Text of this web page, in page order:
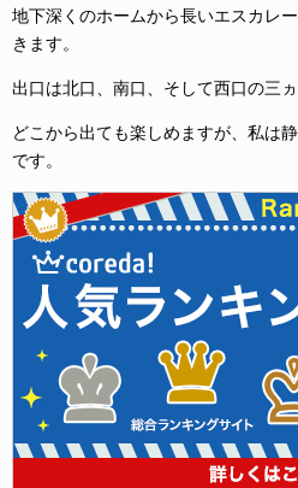
地下深くのホームから長いエスカレ
きます。
出口は北口、南口、そして西口の三ヵ
どこから出ても楽しめますが、私は
です。